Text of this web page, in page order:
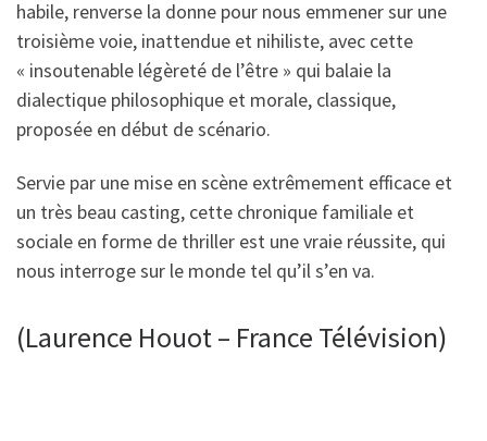
habile, renverse la donne pour nous emmener sur une
troisième voie, inattendue et nihiliste, avec cette
« insoutenable légèreté de l’être » qui balaie la
dialectique philosophique et morale, classique,
proposée en début de scénario.
Servie par une mise en scène extrêmement efficace et
un très beau casting, cette chronique familiale et
sociale en forme de thriller est une vraie réussite, qui
nous interroge sur le monde tel qu’il s’en va.
(Laurence Houot – France Télévision)